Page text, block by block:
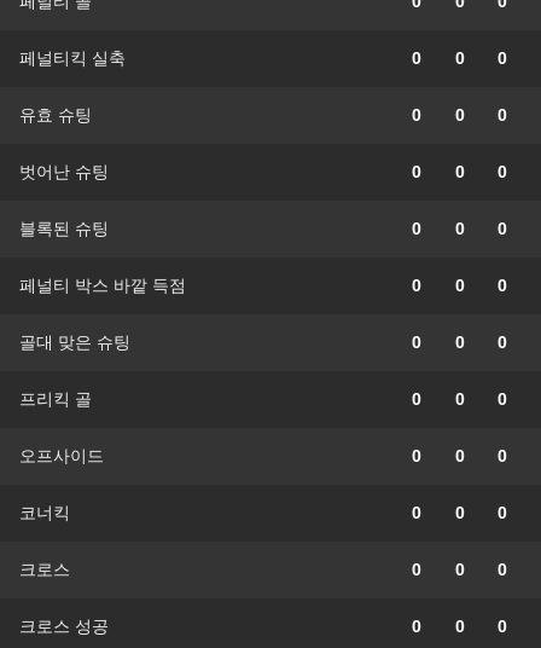
페널티킥 실축 0 0 0
유효 슈팅 0 0 0
벗어난 슈팅 0 0 0
블록된 슈팅 0 0 0
페널티 박스 바깥 득점 0 0 0
골대 맞은 슈팅 0 0 0
프리킥 골 0 0 0
오프사이드 0 0 0
코너킥 0 0 0
크로스 0 0 0
크로스 성공 0 0 0